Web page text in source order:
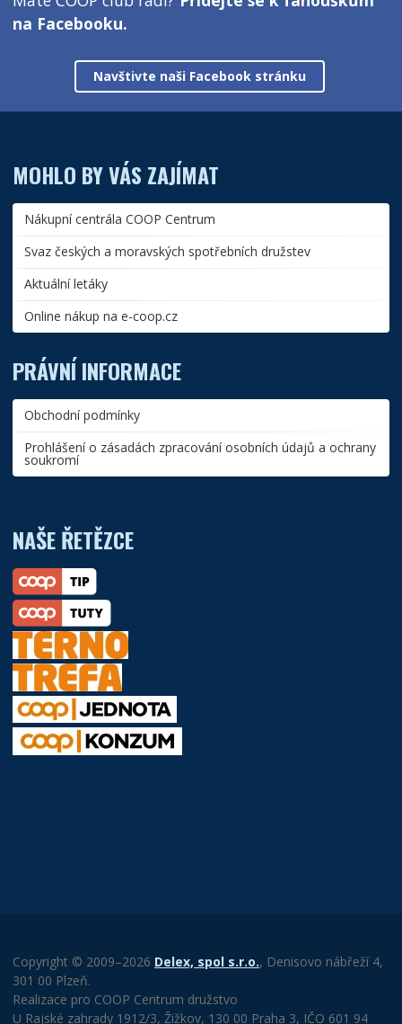
na Facebooku.
Navštivte naši Facebook stránku
MOHLO BY VÁS ZAJÍMAT
Nákupní centrála COOP Centrum
Svaz českých a moravských spotřebních družstev
Aktuální letáky
Online nákup na e-coop.cz
PRÁVNÍ INFORMACE
Obchodní podmínky
Prohlášení o zásadách zpracování osobních údajů a ochrany
soukromí
NAŠE ŘETĚZCE
Copyright © 2009–2026 Delex, spol s.r.o., Denisovo nábřeží 4,
301 00 Plzeň.
Realizace pro COOP Centrum družstvo
U Rajské zahrady 1912/3, Žižkov, 130 00 Praha 3, IČO 601 94